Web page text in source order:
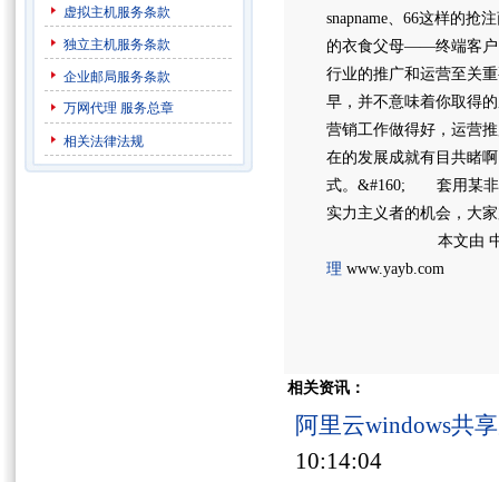
虚拟主机服务条款
独立主机服务条款
企业邮局服务条款
万网代理 服务总章
相关法律法规
snapname、66这样的抢
的衣食父母——终端客
行业的推广和运营至关
早，并不意味着你取得
营销工作做得好，运营
在的发展成就有目共睹
式。&#160; 套用某非
实力主义者的机会，大
本文由 中
理 www.yayb.com
相关资讯：
阿里云windows共
10:14:04